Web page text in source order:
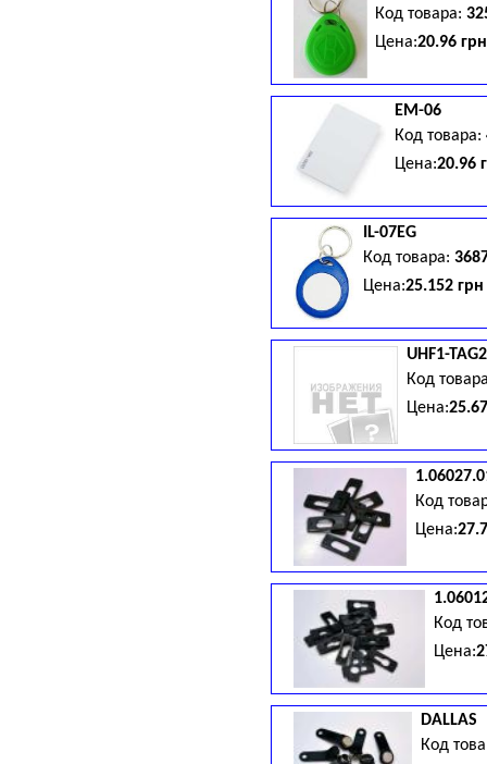
Код товара:
Цена:20.96 грн
EM-06
Код товара:
Цена:20.96
IL-07EG
Код товара:
Цена:25.152 грн
UHF1-TAG2
Код
Цена:
Код
Цена:
Код
Цена:
DALLAS
Код